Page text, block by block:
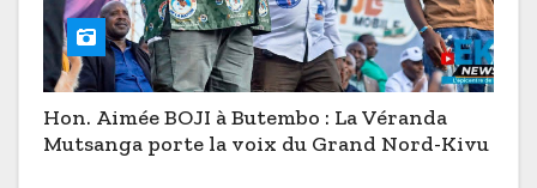
Hon. Aimée BOJI à Butembo : La Véranda
Mutsanga porte la voix du Grand Nord-Kivu